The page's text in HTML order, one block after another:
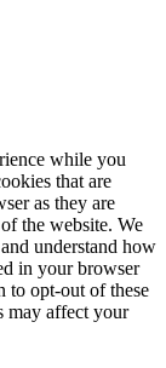
while you
that are
as they are
the website. We
understand how
in your browser
to opt-out of these
may affect your